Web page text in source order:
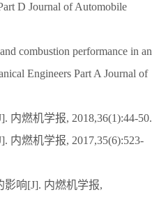
D Journal of Automobile
combustion performance in an
Engineers Part A Journal of
燃机学报, 2018,36(1):44-50.
内燃机学报, 2017,35(6):523-
响[J]. 内燃机学报,